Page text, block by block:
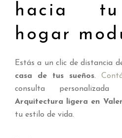
hacia
hogar
Estás a un clic de distancia
casa de tus sueños.
consulta
Arquitectura ligera en
tu estilo de vida.